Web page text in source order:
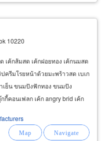
10220
เค้กส้มสด เค้กฝอยทอง เค้กนมสด
ครีมโรยหน้าด้วยมะพร้าวสด เบเก
เย็น ขนมปังฟักทอง ขนมปัง
คอนเฟลก เค้ก angry brid เค้ก